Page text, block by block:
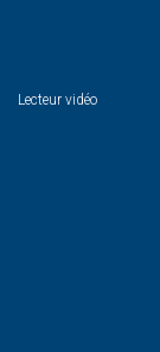
Lecteur vidéo